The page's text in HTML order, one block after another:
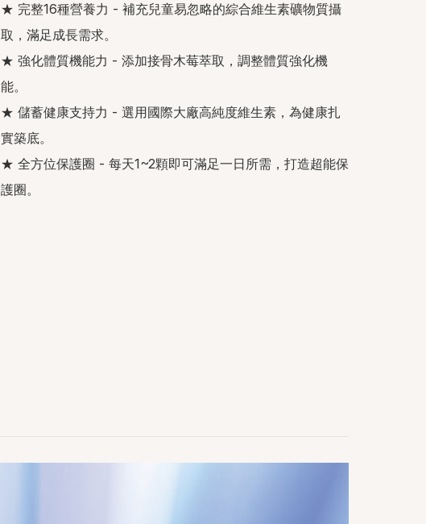
★ 完整16種營養力 - 補充兒童易忽略的綜合維生素礦物質攝
取，滿足成長需求。
★ 強化體質機能力 - 添加接骨木莓萃取，調整體質強化機
能。
★ 儲蓄健康支持力 - 選用國際大廠高純度維生素，為健康扎
實築底。
★ 全方位保護圈 - 每天1~2顆即可滿足一日所需，打造超能保
護圈。